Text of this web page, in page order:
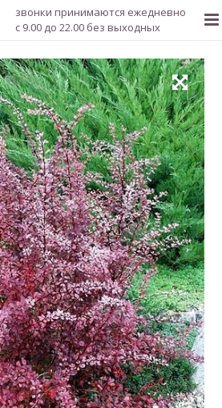
звонки принимаются ежедневно
с 9.00 до 22.00 без выходных